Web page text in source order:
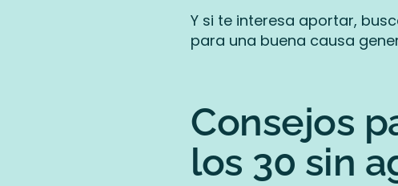
Y si te interesa aportar,
para una buena causa
Consejos
los 30 sin